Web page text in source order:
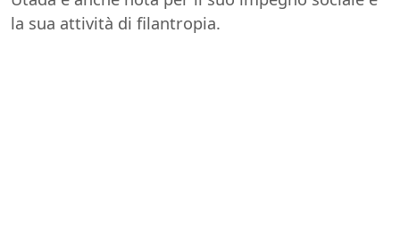
la sua attività di filantropia.